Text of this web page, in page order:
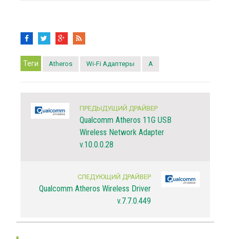
Теги Atheros Wi-Fi Адаптеры A
ПРЕДЫДУЩИЙ ДРАЙВЕР
Qualcomm Atheros 11G USB
Wireless Network Adapter
v.10.0.0.28
СЛЕДУЮЩИЙ ДРАЙВЕР
Qualcomm Atheros Wireless Driver
v.7.7.0.449